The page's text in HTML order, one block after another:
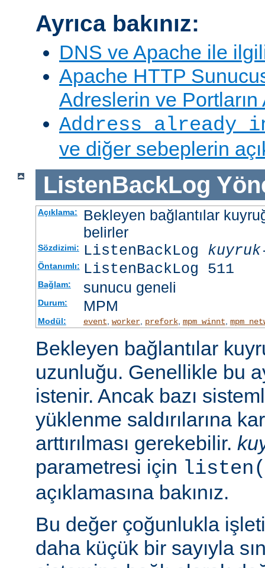
Ayrıca bakınız:
DNS ve Apache ile
Apache HTTP
Adreslerin ve Portların
Address already
ve diğer sebeplerin
ListenBackLog
Açıklama:
Bekleyen bağlantılar
belirler
Sözdizimi: ListenBackLog
Öntanımlı: ListenBackLog 511
Bağlam: sunucu geneli
Durum: MPM
Modül: event, worker, prefork, mpm_winnt,
Bekleyen bağlantılar
uzunluğu. Genellikle bu
istenir. Ancak bazı
yüklenme saldırılarına
arttırılması gerekebilir.
parametresi için
açıklamasına bakınız.
Bu değer çoğunlukla
daha küçük bir sayıyla